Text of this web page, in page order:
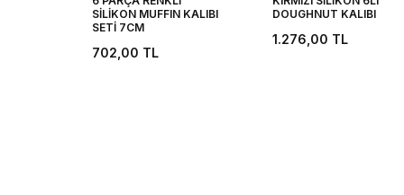
SİLİKON MUFFIN KALIBI
SETİ 7CM
702,00 TL
DOUGHNUT KALIBI
1.276,00 TL